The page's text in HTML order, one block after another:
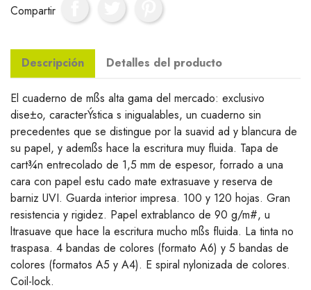
Compartir
Descripción Detalles del producto
El cuaderno de mßs alta gama del mercado: exclusivo
dise±o, caracterÝstica s inigualables, un cuaderno sin
precedentes que se distingue por la suavid ad y blancura de
su papel, y ademßs hace la escritura muy fluida. Tapa de
cart¾n entrecolado de 1,5 mm de espesor, forrado a una
cara con papel estu cado mate extrasuave y reserva de
barniz UVI. Guarda interior impresa. 100 y 120 hojas. Gran
resistencia y rigidez. Papel extrablanco de 90 g/m#, u
ltrasuave que hace la escritura mucho mßs fluida. La tinta no
traspasa. 4 bandas de colores (formato A6) y 5 bandas de
colores (formatos A5 y A4). E spiral nylonizada de colores.
Coil-lock.